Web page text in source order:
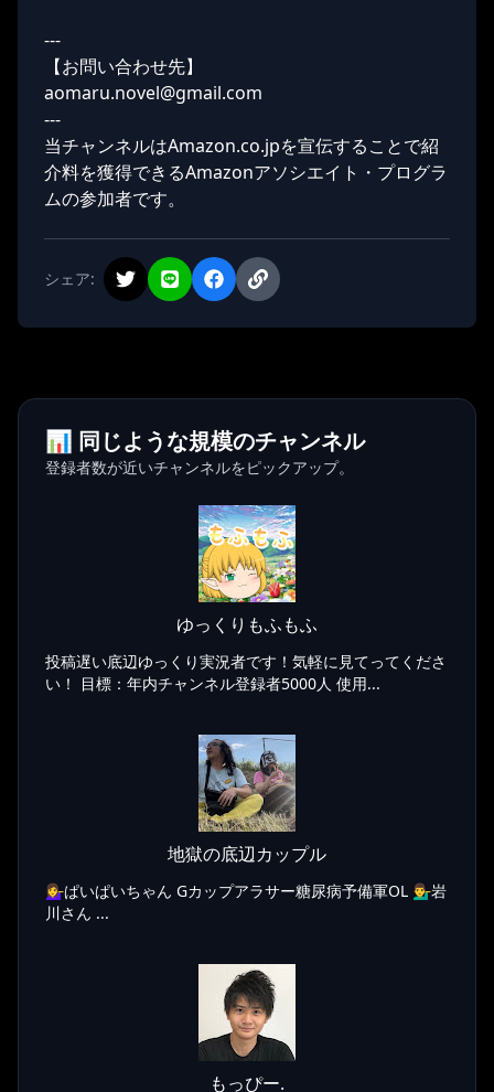
---
【お問い合わせ先】
aomaru.novel@gmail.com
---
当チャンネルはAmazon.co.jpを宣伝することで紹
介料を獲得できるAmazonアソシエイト・プログラ
ムの参加者です。
シェア:
📊 同じような規模のチャンネル
登録者数が近いチャンネルをピックアップ。
ゆっくりもふもふ
投稿遅い底辺ゆっくり実況者です！気軽に見てってくださ
い！ 目標：年内チャンネル登録者5000人 使用...
地獄の底辺カップル
💁‍♀️ぱいぱいちゃん Gカップアラサー糖尿病予備軍OL 💁‍♂️岩
川さん ...
もっぴー.